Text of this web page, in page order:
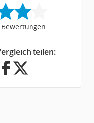
Bewertungen
teilen: